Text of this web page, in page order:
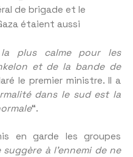
de brigade et le
étaient aussi
la plus calme pour les
et de la bande de
le premier ministre. Il a
dans le sud est la
“.
en garde les groupes
suggère à l’ennemi de ne